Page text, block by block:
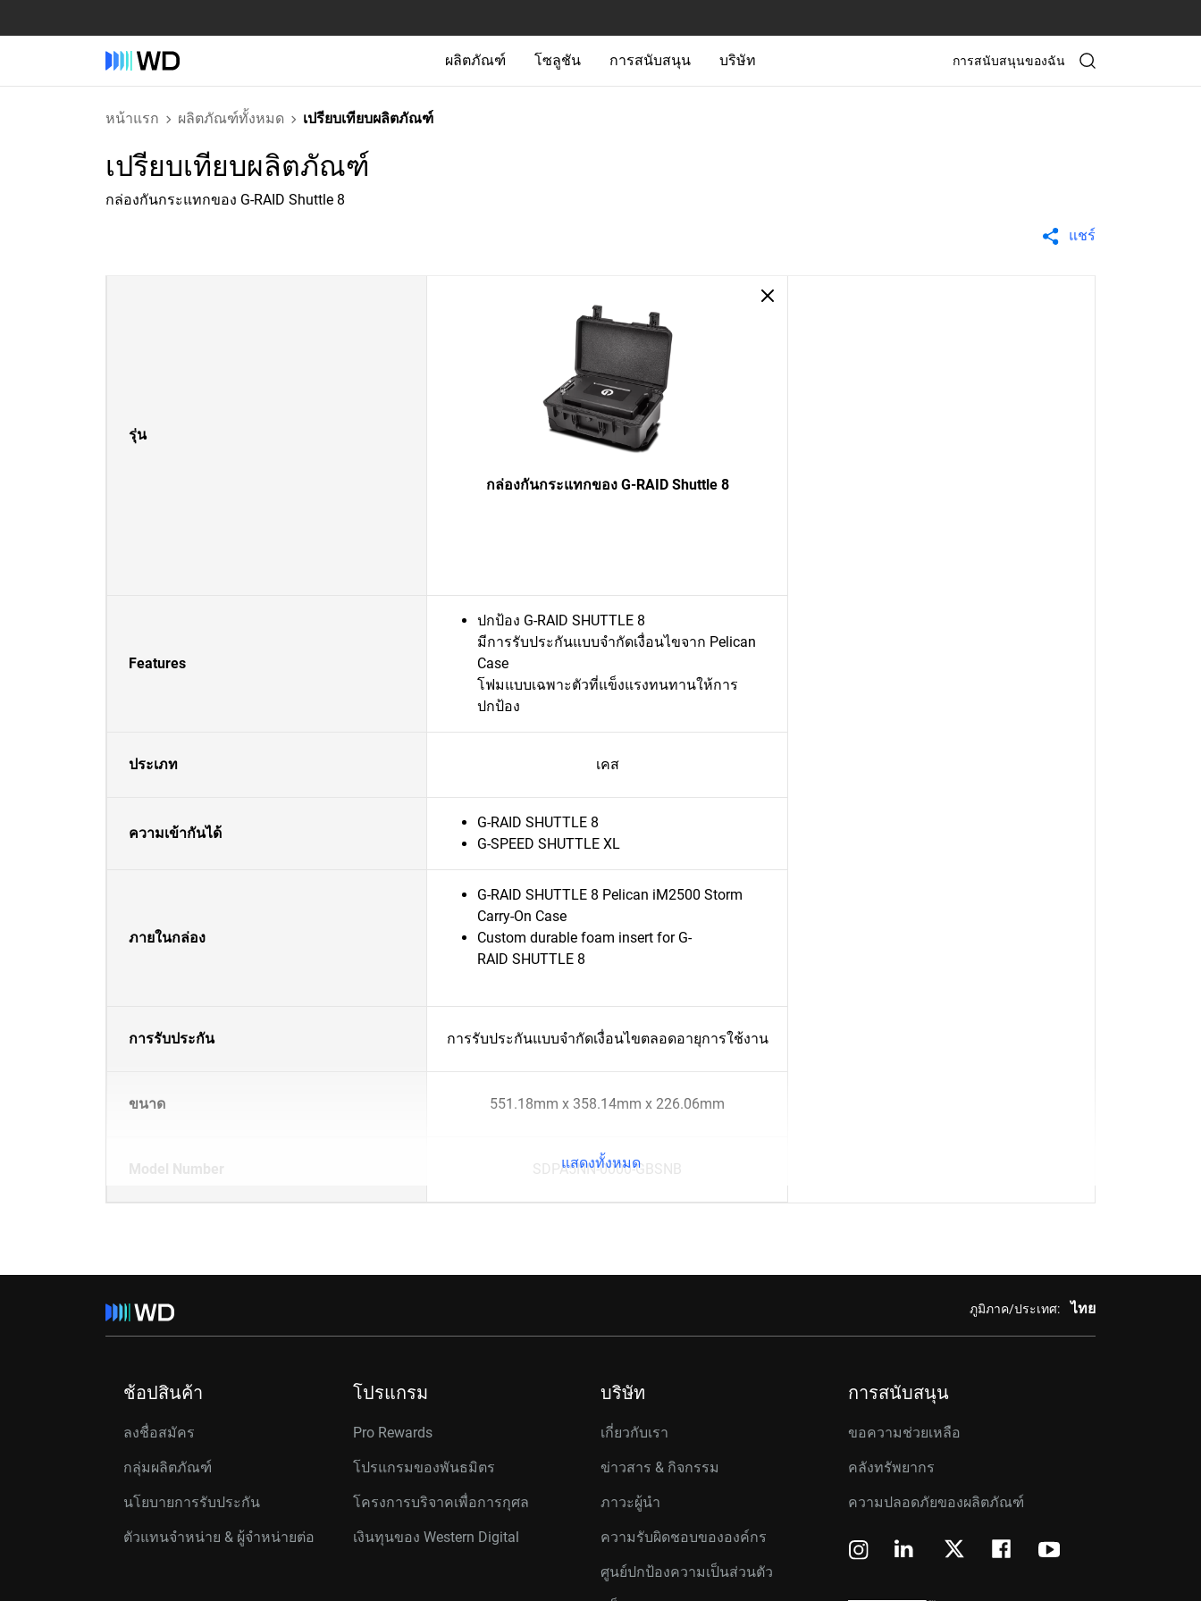
ผลิตภัณฑ์ โซลูชัน การสนับสนุน บริษัท การสนับสนุนของฉัน
หน้าแรก ผลิตภัณฑ์ทั้งหมด เปรียบเทียบผลิตภัณฑ์
เปรียบเทียบผลิตภัณฑ์
กล่องกันกระแทกของ G-RAID Shuttle 8
แชร์
รุ่น
กล่องกันกระแทกของ G-RAID Shuttle 8
Features
ปกป้อง G-RAID SHUTTLE 8
มีการรับประกันแบบจำกัดเงื่อนไขจาก Pelican
Case
โฟมแบบเฉพาะตัวที่แข็งแรงทนทานให้การ
ปกป้อง
ประเภท เคส
ความเข้ากันได้
G-RAID SHUTTLE 8
G-SPEED SHUTTLE XL
ภายในกล่อง
G-RAID SHUTTLE 8 Pelican iM2500 Storm
Carry-On Case
Custom durable foam insert for G-
RAID SHUTTLE 8
การรับประกัน การรับประกันแบบจำกัดเงื่อนไขตลอดอายุการใช้งาน
ขนาด 551.18mm x 358.14mm x 226.06mm
Model Number SDPA5NN-0000-GBSNB
แสดงทั้งหมด
ภูมิภาค/ประเทศ: ไทย
ช้อปสินค้า
ลงชื่อสมัคร
กลุ่มผลิตภัณฑ์
นโยบายการรับประกัน
ตัวแทนจำหน่าย & ผู้จำหน่ายต่อ
โปรแกรม
Pro Rewards
โปรแกรมของพันธมิตร
โครงการบริจาคเพื่อการกุศล
เงินทุนของ Western Digital
บริษัท
เกี่ยวกับเรา
ข่าวสาร & กิจกรรม
ภาวะผู้นำ
ความรับผิดชอบขององค์กร
ศูนย์ปกป้องความเป็นส่วนตัว
การสนับสนุน
ขอความช่วยเหลือ
คลังทรัพยากร
ความปลอดภัยของผลิตภัณฑ์